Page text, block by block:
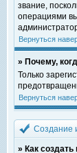
звание,
операциями
Вернуться
» Почему,
Только
Вернуться
Создание
» Как